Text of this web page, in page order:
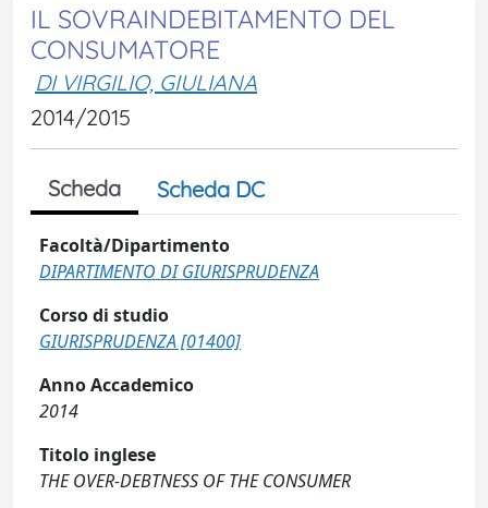
IL SOVRAINDEBITAMENTO DEL
CONSUMATORE
DI VIRGILIO, GIULIANA
2014/2015
Scheda Scheda DC
Facoltà/Dipartimento
DIPARTIMENTO DI GIURISPRUDENZA
Corso di studio
GIURISPRUDENZA [01400]
Anno Accademico
2014
Titolo inglese
THE OVER-DEBTNESS OF THE CONSUMER